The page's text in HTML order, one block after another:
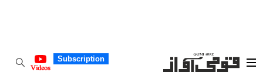
Subscription
Videos